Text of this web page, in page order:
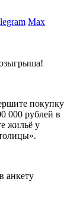
Max
покупку
000 рублей в
жильё у
анкету